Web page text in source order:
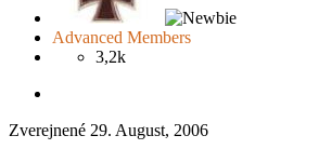
Advanced Members
3,2k
Zverejnené 29. August, 2006